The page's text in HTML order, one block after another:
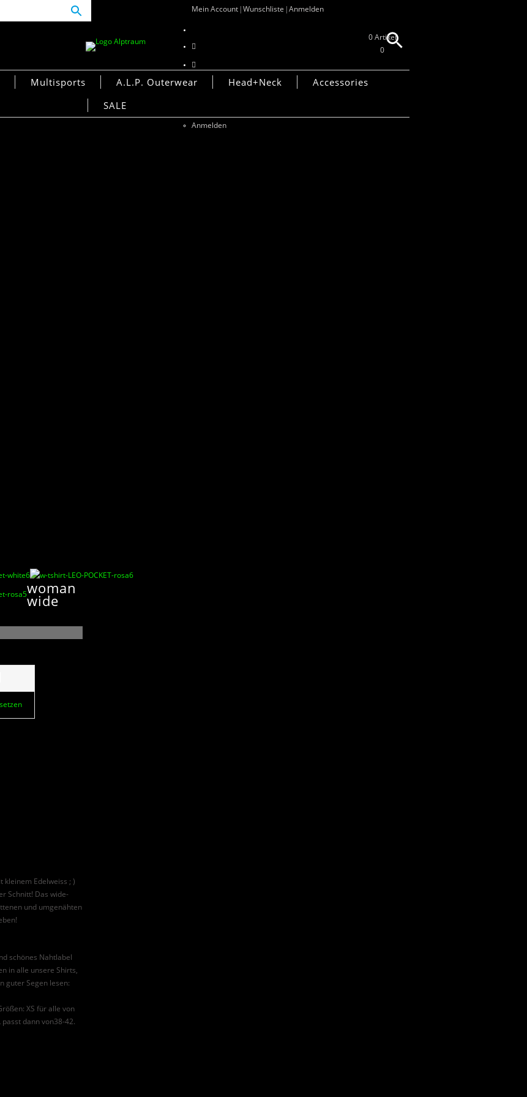
Mein Account Wunschliste Anmelden
Mein Account
Anmelden
0 Artikel
0
Multisports A.L.P. Outerwear Head+Neck
Accessories
SALE
woman
wide
kleinem Edelweiss ; )
Schnitt! Das wide-
und umgenähten
schönes Nahtlabel
in alle unsere Shirts,
guter Segen lesen:
XS für alle von
dann von38-42.